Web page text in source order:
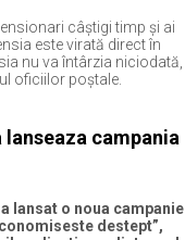
câștigi timp şi ai
este virată direct în
nu va întârzia niciodată,
oficiilor poştale.
campania
lansat o noua campanie
destept”,